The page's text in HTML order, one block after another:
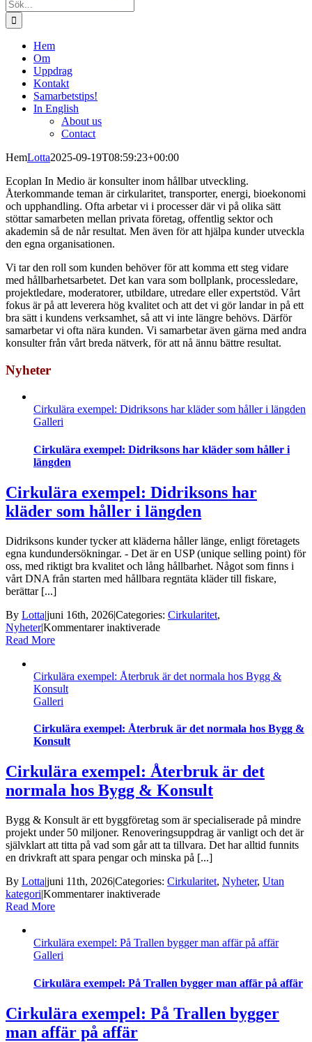
Sök
efter:
Hem
Om
Uppdrag
Kontakt
Samarbetstips!
In English
About us
Contact
HemLotta2025-09-19T08:59:23+00:00
Ecoplan In Medio är konsulter inom hållbar utveckling.
Återkommande teman är cirkularitet, transporter, energi, bioekonomi
och upphandling. Ofta arbetar vi i processer där vi på olika sätt
stöttar samarbeten mellan privata företag, offentlig sektor och
akademin så de når resultat. Men även för att hjälpa kunder utveckla
den egna organisationen.
Vi tar den roll som kunden behöver för att komma ett steg vidare
med hållbarhetsarbetet. Det kan vara som bollplank, processledare,
projektledare, moderatorer, utbildare, utredare eller expertstöd. Vårt
fokus är på att leverera hög kvalitet och att det vi gör landar in på ett
bra sätt i kundens verksamhet, så att vi inte längre behövs. Därför
samarbetar vi ofta nära kunden. Vi samarbetar även gärna med andra
konsulter från vårt breda nätverk, för att nå ännu bättre resultat.
Nyheter
Cirkulära exempel: Didriksons har kläder som håller i längden
Galleri
Cirkulära exempel: Didriksons har kläder som håller i
längden
Cirkulära exempel: Didriksons har
kläder som håller i längden
Didriksons kunder tycker att kläderna håller länge, enligt företagets
egna kundundersökningar. - Det är en USP (unique selling point) för
oss, med riktigt bra kvalitet och lång hållbarhet. Något som finns i
vårt DNA från starten med hållbara regntäta kläder till fiskare,
berättar [...]
By Lotta|juni 16th, 2026|Categories: Cirkularitet,
Nyheter|Kommentarer inaktiveradeför
har
i
Read More
Cirkulära exempel: Återbruk är det normala hos Bygg &
Konsult
Galleri
Cirkulära exempel: Återbruk är det normala hos Bygg &
Konsult
Cirkulära exempel: Återbruk är det
normala hos Bygg & Konsult
Bygg & Konsult är ett byggföretag som är specialiserade på mindre
projekt under 50 miljoner. Renoveringsuppdrag är vanligt och det är
självklart att titta på vad som går att ta tillvara. Det har alltid funnits
en drivkraft att spara pengar och minska på [...]
By Lotta|juni 11th, 2026|Categories: Cirkularitet, Nyheter, Utan
kategori|Kommentarer inaktiveradeför
är
hos
&
Konsult
Read More
Cirkulära exempel: På Trallen bygger man affär på affär
Galleri
Cirkulära exempel: På Trallen bygger man affär på affär
Cirkulära exempel: På Trallen bygger
man affär på affär